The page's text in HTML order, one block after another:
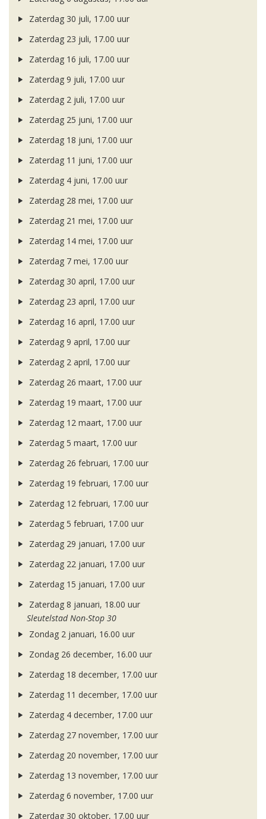
Zaterdag 30 juli, 17.00 uur
Zaterdag 23 juli, 17.00 uur
Zaterdag 16 juli, 17.00 uur
Zaterdag 9 juli, 17.00 uur
Zaterdag 2 juli, 17.00 uur
Zaterdag 25 juni, 17.00 uur
Zaterdag 18 juni, 17.00 uur
Zaterdag 11 juni, 17.00 uur
Zaterdag 4 juni, 17.00 uur
Zaterdag 28 mei, 17.00 uur
Zaterdag 21 mei, 17.00 uur
Zaterdag 14 mei, 17.00 uur
Zaterdag 7 mei, 17.00 uur
Zaterdag 30 april, 17.00 uur
Zaterdag 23 april, 17.00 uur
Zaterdag 16 april, 17.00 uur
Zaterdag 9 april, 17.00 uur
Zaterdag 2 april, 17.00 uur
Zaterdag 26 maart, 17.00 uur
Zaterdag 19 maart, 17.00 uur
Zaterdag 12 maart, 17.00 uur
Zaterdag 5 maart, 17.00 uur
Zaterdag 26 februari, 17.00 uur
Zaterdag 19 februari, 17.00 uur
Zaterdag 12 februari, 17.00 uur
Zaterdag 5 februari, 17.00 uur
Zaterdag 29 januari, 17.00 uur
Zaterdag 22 januari, 17.00 uur
Zaterdag 15 januari, 17.00 uur
Zaterdag 8 januari, 18.00 uur
Sleutelstad Non-Stop 30
Zondag 2 januari, 16.00 uur
Zondag 26 december, 16.00 uur
Zaterdag 18 december, 17.00 uur
Zaterdag 11 december, 17.00 uur
Zaterdag 4 december, 17.00 uur
Zaterdag 27 november, 17.00 uur
Zaterdag 20 november, 17.00 uur
Zaterdag 13 november, 17.00 uur
Zaterdag 6 november, 17.00 uur
Zaterdag 30 oktober, 17.00 uur